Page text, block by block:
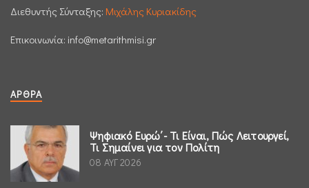
Διεθυντής Σύνταξης: Μιχάλης Κυριακίδης
Επικοινωνία: info@metarithmisi.gr
ΆΡΘΡΑ
Ψηφιακό Ευρώ΄- Τι Είναι, Πώς Λειτουργεί,
Τι Σημαίνει για τον Πολίτη
08 ΑΥΓ 2026